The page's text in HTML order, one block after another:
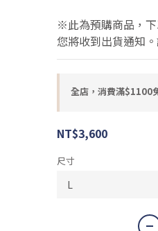
※此為預購商品，下
您將收到出貨通知
全店，消費滿$1100
NT$3,600
尺寸